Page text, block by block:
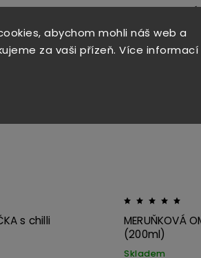
abychom mohli náš web a
za vaši přízeň. Více informací
ČATNÍ ŘEPA-JAHODA de